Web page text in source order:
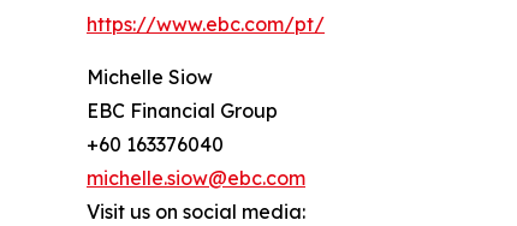
https://www.ebc.com/pt/
Michelle Siow
EBC Financial Group
+60 163376040
michelle.siow@ebc.com
Visit us on social media: